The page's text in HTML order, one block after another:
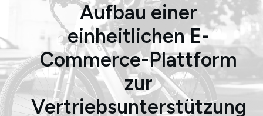
Aufbau einer
einheitlichen E-
Commerce-Plattform
zur
Vertriebsunterstützung